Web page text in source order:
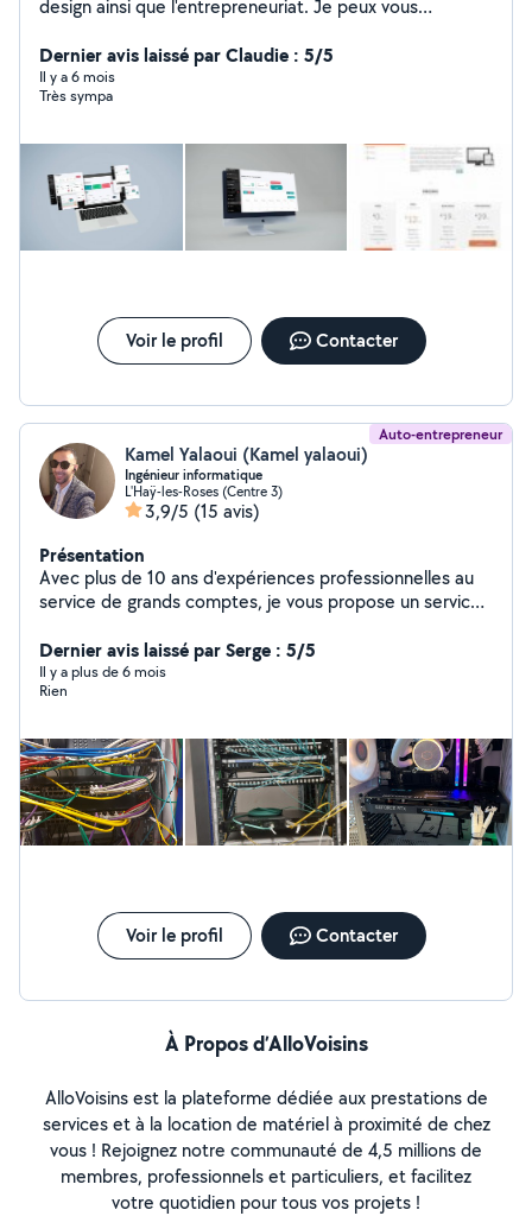
design ainsi que l'entrepreneuriat. Je peux vous
sur le terrain
Dernier avis laissé par Claudie : 5/5
Il y a 6 mois
Très sympa
Voir le profil Contacter
Auto-entrepreneur
Kamel Yalaoui (Kamel yalaoui)
Ingénieur informatique
L'Haÿ-les-Roses (Centre 3)
3,9/5 (15 avis)
Présentation
Avec plus de 10 ans d'expériences professionnelles au
service de grands comptes, je vous propose un service
support, installation et administration de réseau et
systèmes, maintenance et configuration de tout type
de matériel informatique
Dernier avis laissé par Serge : 5/5
Il y a plus de 6 mois
Rien
Voir le profil Contacter
À Propos d’AlloVoisins
AlloVoisins est la plateforme dédiée aux prestations de
services et à la location de matériel à proximité de chez
vous ! Rejoignez notre communauté de 4,5 millions de
membres, professionnels et particuliers, et facilitez
votre quotidien pour tous vos projets !